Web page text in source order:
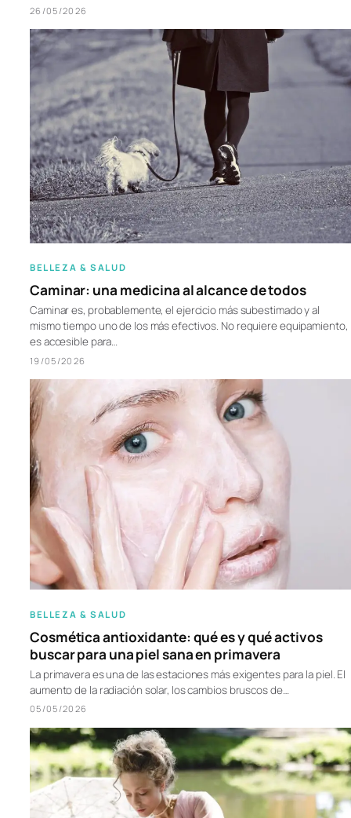
26/05/2026
BELLEZA & SALUD
Caminar: una medicina al alcance de todos
Caminar es, probablemente, el ejercicio más subestimado y al
mismo tiempo uno de los más efectivos. No requiere equipamiento,
es accesible para…
19/05/2026
BELLEZA & SALUD
Cosmética antioxidante: qué es y qué activos
buscar para una piel sana en primavera
La primavera es una de las estaciones más exigentes para la piel. El
aumento de la radiación solar, los cambios bruscos de…
05/05/2026